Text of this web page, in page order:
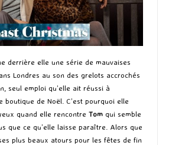
derrière elle une série de mauvaises
Londres au son des grelots accrochés
seul emploi qu’elle ait réussi à
boutique de Noël. C’est pourquoi elle
quand elle rencontre Tom qui semble
que ce qu’elle laisse paraître. Alors que
plus beaux atours pour les fêtes de fin